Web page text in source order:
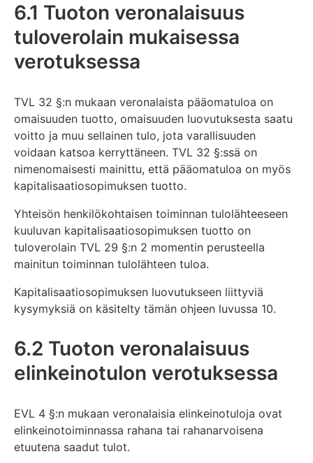
6.1 Tuoton veronalaisuus
tuloverolain mukaisessa
verotuksessa
TVL 32 §:n mukaan veronalaista pääomatuloa on
omaisuuden tuotto, omaisuuden luovutuksesta saatu
voitto ja muu sellainen tulo, jota varallisuuden
voidaan katsoa kerryttäneen. TVL 32 §:ssä on
nimenomaisesti mainittu, että pääomatuloa on myös
kapitalisaatiosopimuksen tuotto.
Yhteisön henkilökohtaisen toiminnan tulolähteeseen
kuuluvan kapitalisaatiosopimuksen tuotto on
tuloverolain TVL 29 §:n 2 momentin perusteella
mainitun toiminnan tulolähteen tuloa.
Kapitalisaatiosopimuksen luovutukseen liittyviä
kysymyksiä on käsitelty tämän ohjeen luvussa 10.
6.2 Tuoton veronalaisuus
elinkeinotulon verotuksessa
EVL 4 §:n mukaan veronalaisia elinkeinotuloja ovat
elinkeinotoiminnassa rahana tai rahanarvoisena
etuutena saadut tulot.